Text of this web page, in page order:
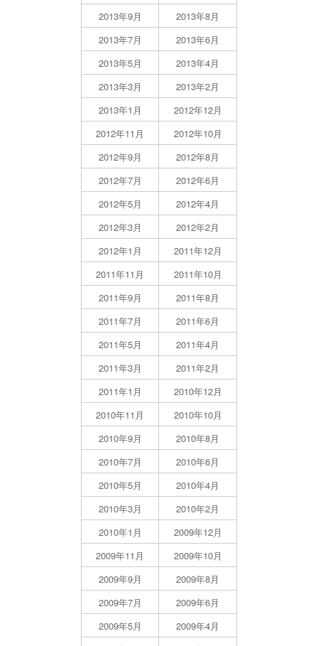
2013年9月
2013年8月
2013年7月
2013年6月
2013年5月
2013年4月
2013年3月
2013年2月
2013年1月
2012年12月
2012年11月
2012年10月
2012年9月
2012年8月
2012年7月
2012年6月
2012年5月
2012年4月
2012年3月
2012年2月
2012年1月
2011年12月
2011年11月
2011年10月
2011年9月
2011年8月
2011年7月
2011年6月
2011年5月
2011年4月
2011年3月
2011年2月
2011年1月
2010年12月
2010年11月
2010年10月
2010年9月
2010年8月
2010年7月
2010年6月
2010年5月
2010年4月
2010年3月
2010年2月
2010年1月
2009年12月
2009年11月
2009年10月
2009年9月
2009年8月
2009年7月
2009年6月
2009年5月
2009年4月